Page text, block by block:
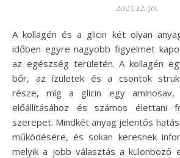
2025.12.30.
A kollagén és a glicin két olyan anyag, amely az utóbbi
időben egyre nagyobb figyelmet
az egészség területén. A kollagén
bőr, az ízületek és a csontok
része, míg a glicin egy
előállításához és számos élettani
szerepet. Mindkét anyag jelentős
működésére, és sokan keresnek
melyik a jobb választás a különböző